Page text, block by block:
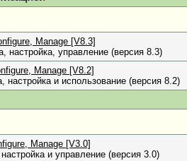
Manage [V8.3]
настройка, управление (версия 8.3)
Manage [V8.2]
настройка и использование (версия 8.2)
Manage [V3.0]
и управление (версия 3.0)